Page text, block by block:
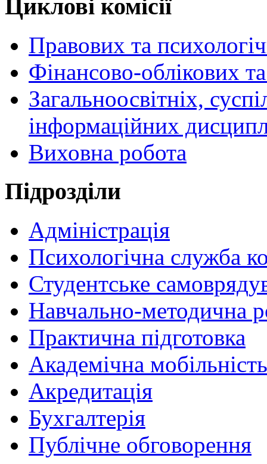
Циклові комісії
Правових та
Фінансово-облікових
Загальноосвітніх,
інформаційних
Виховна робота
Пiдрозділи
Адміністрація
Психологічна служба
Студентське
Навчально-методична
Практична підготовка
Академічна мобільність
Акредитація
Бухгалтерія
Публічне обговорення